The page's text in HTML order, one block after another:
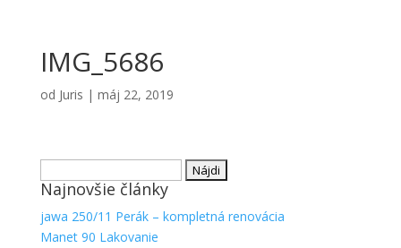
IMG_5686
od Juris | máj 22, 2019
Najnovšie články
jawa 250/11 Perák – kompletná renovácia
Manet 90 Lakovanie